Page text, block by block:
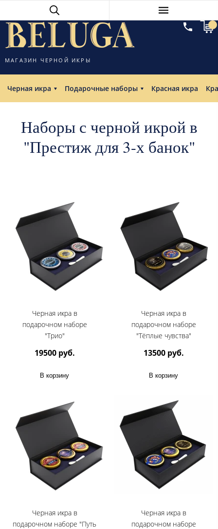
МАГАЗИН ЧЕРНОЙ ИКРЫ
Черная икра Подарочные наборы Красная икра
Наборы с черной икрой в
"Престиж для 3-х банок"
Черная икра в
подарочном наборе
"Трио"
19500 руб.
В корзину
Черная икра в
подарочном наборе
"Тёплые чувства"
13500 руб.
В корзину
Черная икра в
подарочном наборе "Путь
Черная икра в
подарочном наборе